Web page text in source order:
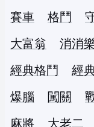
賽車 格鬥
大富翁
消消
經典格鬥
經
爆腦
闖關
麻將
大老二